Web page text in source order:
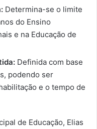
Determina-se o limite
do Ensino
e na Educação de
Definida com base
podendo ser
e o tempo de
de Educação, Elias